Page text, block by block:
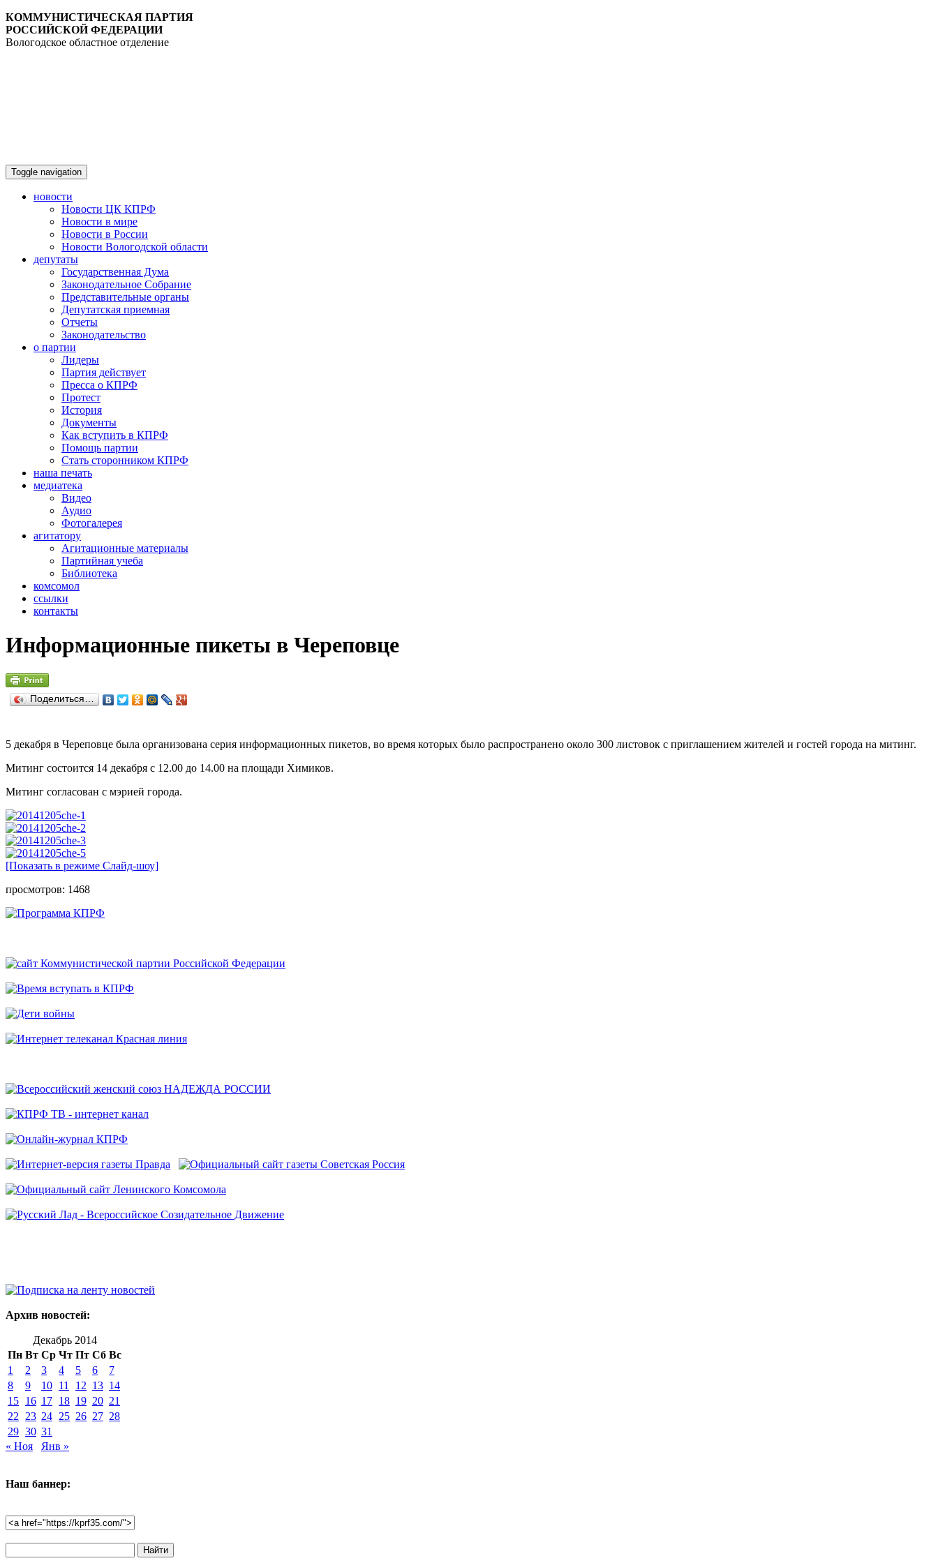
КОММУНИСТИЧЕСКАЯ ПАРТИЯ
РОССИЙСКОЙ ФЕДЕРАЦИИ
Вологодское областное отделение
Toggle navigation
новости
Новости ЦК КПРФ
Новости в мире
Новости в России
Новости Вологодской области
депутаты
Государственная Дума
Законодательное Собрание
Представительные органы
Депутатская приемная
Отчеты
Законодательство
о партии
Лидеры
Партия действует
Пресса о КПРФ
Протест
История
Документы
Как вступить в КПРФ
Помощь партии
Стать сторонником КПРФ
наша печать
медиатека
Видео
Аудио
Фотогалерея
агитатору
Агитационные материалы
Партийная учеба
Библиотека
комсомол
ссылки
контакты
Информационные пикеты в Череповце
Поделиться…
5 декабря в Череповце была организована серия информационных пикетов, во время которых было распространено около 300 листовок с приглашением жителей и гостей города на митинг.
Митинг состоится 14 декабря с 12.00 до 14.00 на площади Химиков.
Митинг согласован с мэрией города.
[Показать в режиме Слайд-шоу]
просмотров: 1468
Архив новостей:
Декабрь 2014
Пн Вт Ср Чт Пт Сб Вс
1
2 3 4 5 6
7
8
9 10 11 12 13 14
15 16 17 18 19 20 21
22
23 24 25 26 27 28
29 30 31
« Ноя
Янв »
Наш баннер:
по